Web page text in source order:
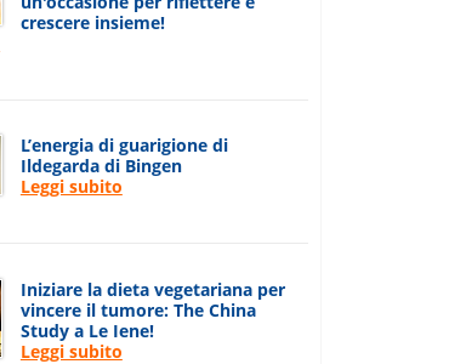
crescere insieme!
L’energia di guarigione di
Ildegarda di Bingen
Leggi subito
Iniziare la dieta vegetariana per
vincere il tumore: The China
Study a Le Iene!
Leggi subito